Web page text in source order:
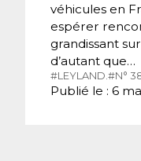
véhicules en
espérer
grandissant
d’autant que…
#LEYLAND. #N°
Publié le : 6